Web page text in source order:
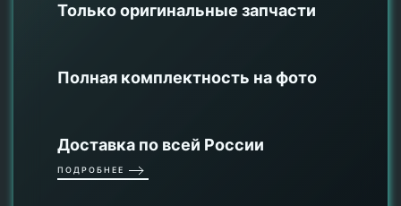
Только оригинальные запчасти
Полная комплектность на фото
Доставка по всей России
ПОДРОБНЕЕ